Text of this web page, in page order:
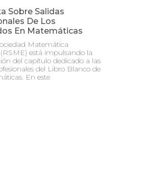
Sobre Salidas
De Los
En Matemáticas
Matemática
está impulsando la
del capítulo dedicado a las
del Libro Blanco de
En este